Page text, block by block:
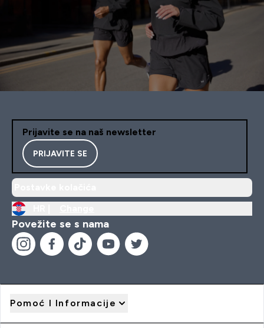
Prijavite se na naš newsletter
PRIJAVITE SE
Povežite se s nama
Pomoć I Informacije